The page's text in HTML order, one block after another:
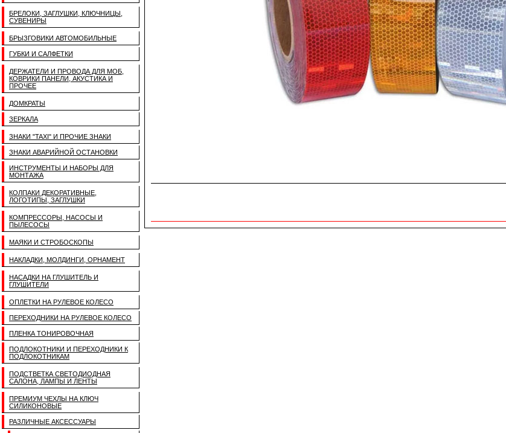
БРЕЛОКИ, ЗАГЛУШКИ, КЛЮЧНИЦЫ,
СУВЕНИРЫ
БРЫЗГОВИКИ АВТОМОБИЛЬНЫЕ
ГУБКИ И САЛФЕТКИ
ДЕРЖАТЕЛИ И ПРОВОДА ДЛЯ МОБ,
КОВРИКИ ПАНЕЛИ, АКУСТИКА И
ПРОЧЕЕ
ДОМКРАТЫ
ЗЕРКАЛА
ЗНАКИ "TAXI" И ПРОЧИЕ ЗНАКИ
ЗНАКИ АВАРИЙНОЙ ОСТАНОВКИ
ИНСТРУМЕНТЫ И НАБОРЫ ДЛЯ
МОНТАЖА
КОЛПАКИ ДЕКОРАТИВНЫЕ,
ЛОГОТИПЫ, ЗАГЛУШКИ
КОМПРЕССОРЫ, НАСОСЫ И
ПЫЛЕСОСЫ
МАЯКИ И СТРОБОСКОПЫ
НАКЛАДКИ, МОЛДИНГИ, ОРНАМЕНТ
НАСАДКИ НА ГЛУШИТЕЛЬ И
ГЛУШИТЕЛИ
ОПЛЕТКИ НА РУЛЕВОЕ КОЛЕСО
ПЕРЕХОДНИКИ НА РУЛЕВОЕ КОЛЕСО
ПЛЕНКА ТОНИРОВОЧНАЯ
ПОДЛОКОТНИКИ И ПЕРЕХОДНИКИ К
ПОДЛОКОТНИКАМ
ПОДСТВЕТКА СВЕТОДИОДНАЯ
САЛОНА, ЛАМПЫ И ЛЕНТЫ
ПРЕМИУМ ЧЕХЛЫ НА КЛЮЧ
СИЛИКОНОВЫЕ
РАЗЛИЧНЫЕ АКСЕССУАРЫ